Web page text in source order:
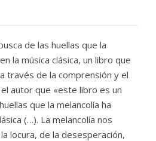
de las huellas que la
la música clásica, un libro que
través de la comprensión y el
autor que «este libro es un
que la melancolía ha
(…). La melancolía nos
locura, de la desesperación,